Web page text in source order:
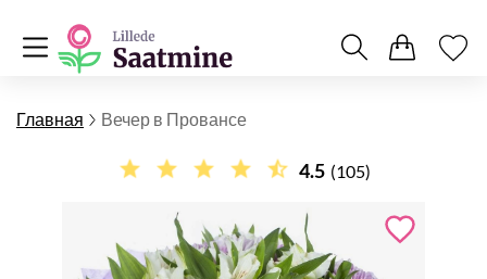
Главная Вечер в Провансе
4.5 (105)